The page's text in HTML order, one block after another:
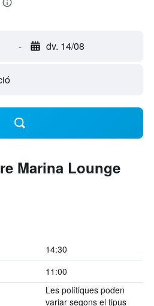
- dv. 14/08
Marina Lounge
14:30
11:00
Les polítiques poden
variar segons el tipus